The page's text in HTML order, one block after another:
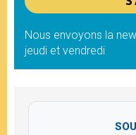
Nous envoyons la
jeudi et vendredi